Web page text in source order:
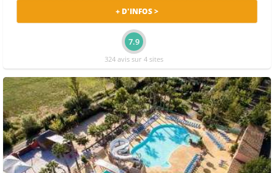
+ D'INFOS >
7.9
324 avis sur 4 sites